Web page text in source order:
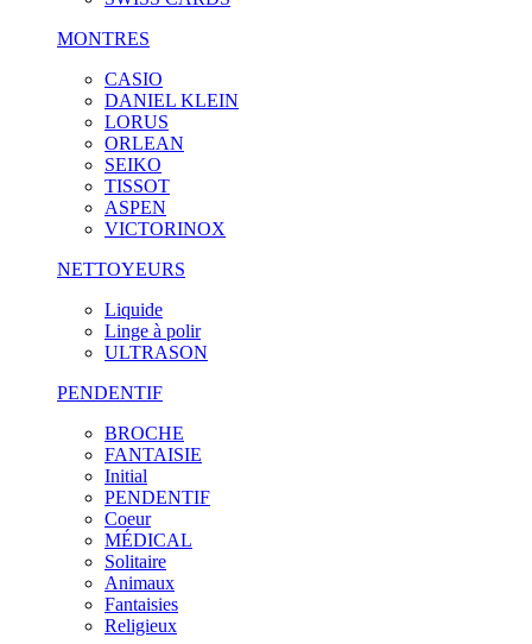
MONTRES
CASIO
DANIEL KLEIN
LORUS
ORLEAN
SEIKO
TISSOT
ASPEN
VICTORINOX
NETTOYEURS
Liquide
Linge à polir
ULTRASON
PENDENTIF
BROCHE
FANTAISIE
Initial
PENDENTIF
Coeur
MÉDICAL
Solitaire
Animaux
Fantaisies
Religieux